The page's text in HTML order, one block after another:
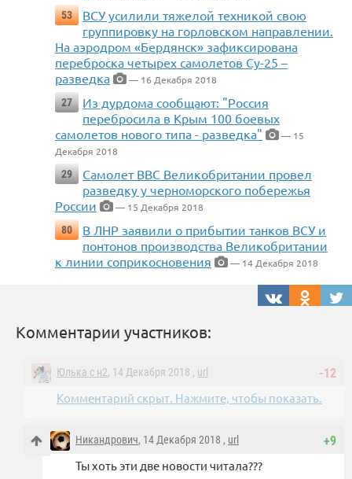
53
ВСУ усилили тяжелой техникой свою
группировку на горловском направлении.
На аэродром «Бердянск» зафиксирована
переброска четырех самолетов Су-25 –
разведка
— 16 Декабря 2018
27
Из дурдома сообщают: "Россия
перебросила в Крым 100 боевых
самолетов нового типа - разведка"
— 15
Декабря 2018
29
Самолет ВВС Великобритании провел
разведку у черноморского побережья
России
— 15 Декабря 2018
80
В ЛНР заявили о прибытии танков ВСУ и
понтонов производства Великобритании
к линии соприкосновения
— 14 Декабря 2018
Комментарии участников:
-12
Юлька с н2, 14 Декабря 2018 , url
Комментарий скрыт. Нажмите, чтобы показать.
+9
Никандрович, 14 Декабря 2018 , url
Ты хоть эти две новости читала???